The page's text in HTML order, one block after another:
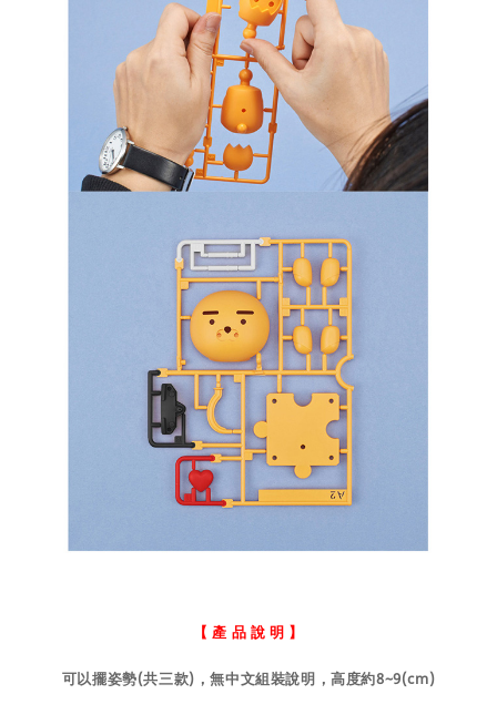
【 產 品 說 明 】
可以擺姿勢(共三款)，無中文組裝說明，高度約8~9(cm)